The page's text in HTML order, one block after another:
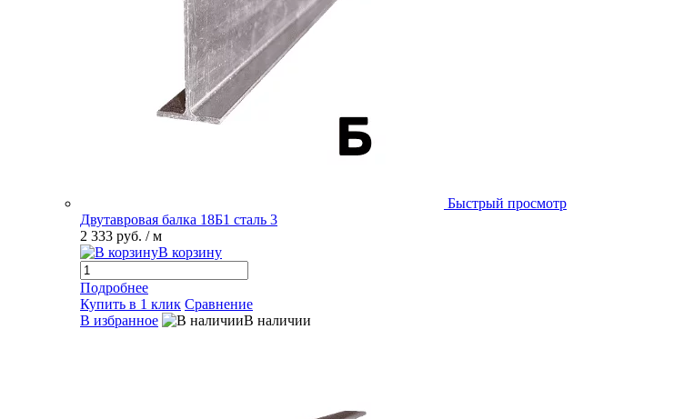
Быстрый просмотр
Двутавровая балка 18Б1 сталь 3
2 333 руб. / м
В корзину
Подробнее
Купить в 1 клик Сравнение
В избранное
В наличии